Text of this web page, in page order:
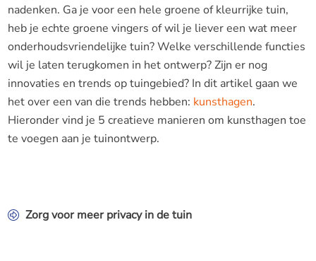
nadenken. Ga je voor een hele groene of kleurrijke tuin,
heb je echte groene vingers of wil je liever een wat meer
onderhoudsvriendelijke tuin? Welke verschillende functies
wil je laten terugkomen in het ontwerp? Zijn er nog
innovaties en trends op tuingebied? In dit artikel gaan we
het over een van die trends hebben: kunsthagen.
Hieronder vind je 5 creatieve manieren om kunsthagen toe
te voegen aan je tuinontwerp.
Zorg voor meer privacy in de tuin